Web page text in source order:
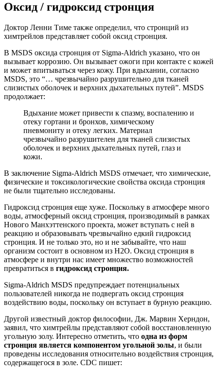
Оксид / гидроксид стронция
Доктор Ленни Тиме также определил, что стронций из
химтрейлов представляет собой оксид стронция.
В MSDS оксида стронция от Sigma-Aldrich указано, что он
вызывает коррозию. Он вызывает ожоги при контакте с кожей
и может впитываться через кожу. При вдыхании, согласно
MSDS, это “… чрезвычайно разрушительно для тканей
слизистых оболочек и верхних дыхательных путей”. MSDS
продолжает:
Вдыхание может привести к спазму, воспалению и
отеку гортани и бронхов, химическому
пневмониту и отеку легких. Материал
чрезвычайно разрушителен для тканей слизистых
оболочек и верхних дыхательных путей, глаз и
кожи.
В заключение Sigma-Aldrich MSDS отмечает, что химические,
физические и токсикологические свойства оксида стронция
не были тщательно исследованы.
Гидроксид стронция еще хуже. Поскольку в атмосфере много
воды, атмосферный оксид стронция, производимый в рамках
Нового Манхэттенского проекта, может вступать с ней в
реакцию и образовывать чрезвычайно едкий гидроксид
стронция. И не только это, но и не забывайте, что наш
организм состоит в основном из H2O. Оксид стронция в
атмосфере и внутри нас имеет множество возможностей
превратиться в гидроксид стронция.
Sigma-Aldrich MSDS предупреждает потенциальных
пользователей никогда не подвергать оксид стронция
воздействию воды, поскольку он вступает в бурную реакцию.
Другой известный доктор философии, Дж. Марвин Херндон,
заявил, что химтрейлы представляют собой восстановленную
угольную золу. Интересно отметить, что одна из форм
стронция является компонентом угольной золы, и были
проведены исследования относительно воздействия стронция,
содержащегося в золе. CDC пишет: